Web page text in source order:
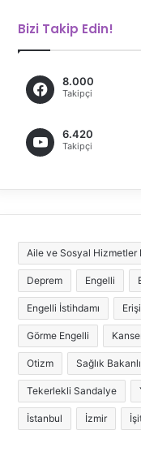
Bizi Takip Edin!
8.000
Takipçi
6.420
Takipçi
Aile ve Sosyal Hizmetler
Deprem Engelli
Engelli İstihdamı
Görme Engelli
Otizm Sağlık
Tekerlekli Sandalye
İstanbul İzmir